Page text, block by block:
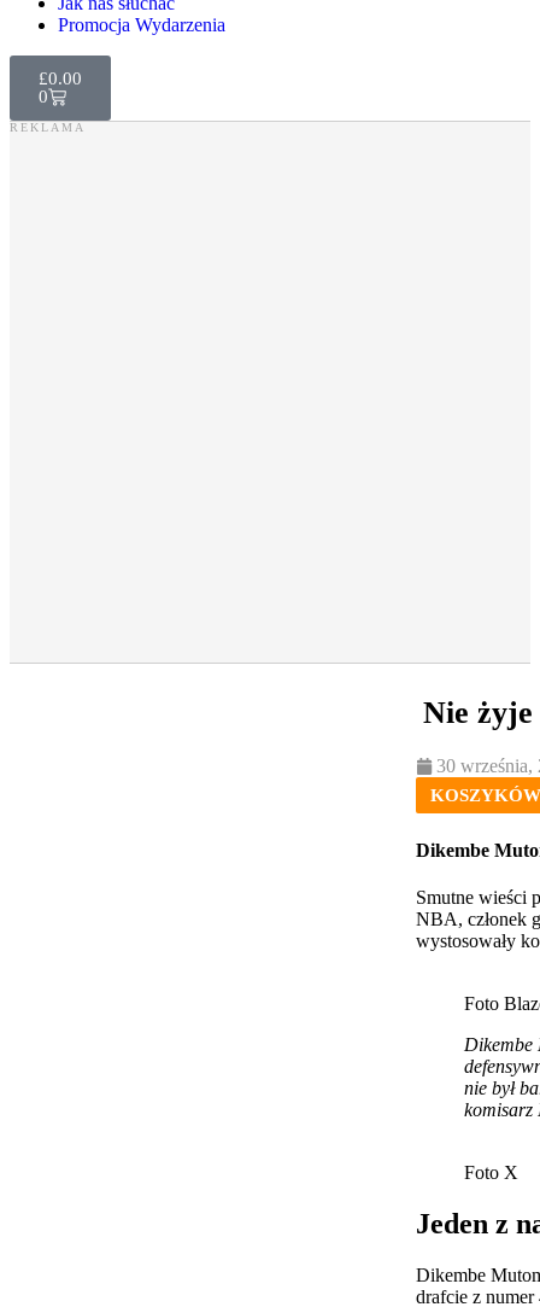
Promocja Wydarzenia
£0.00
0
Nie żyje
30 września,
Dikembe
Smutne wieści
NBA, członek
wystosowały
Foto
Dikembe
nie był
komisarz
Foto X
Jeden z
Dikembe
drafcie z numer